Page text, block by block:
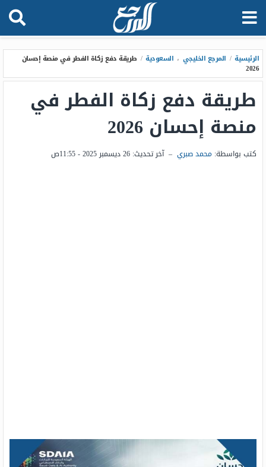
الرئيسية / المرجع الخليجي ، السعودية / طريقة دفع زكاة الفطر في منصة إحسان
2026
طريقة دفع زكاة الفطر في
منصة إحسان 2026
كتب بواسطة: محمد صبري – آخر تحديث: 26 ديسمبر 2025 - 11:55ص